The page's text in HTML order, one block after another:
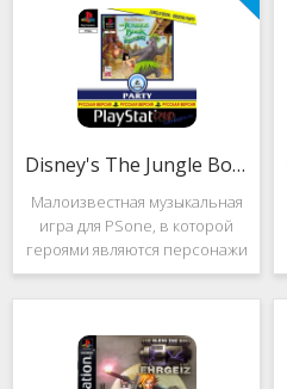
так же управляем вертолётом
и уничтожаем
Disney's The Jungle Book: Groove Party
Малоизвестная музыкальная
игра для PSone, в которой
героями являются персонажи
"Книги джунглей". Это не
платформер и не Action.
оригинален. Перед стартом
вы будете выбирать песню.